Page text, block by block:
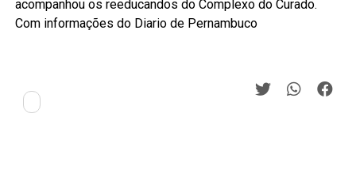
acompanhou os reeducandos do Complexo do Curado.
Com informações do Diario de Pernambuco